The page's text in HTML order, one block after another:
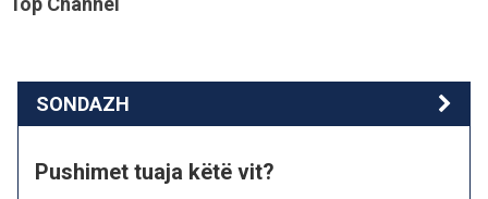
SONDAZH
Pushimet tuaja këtë vit?